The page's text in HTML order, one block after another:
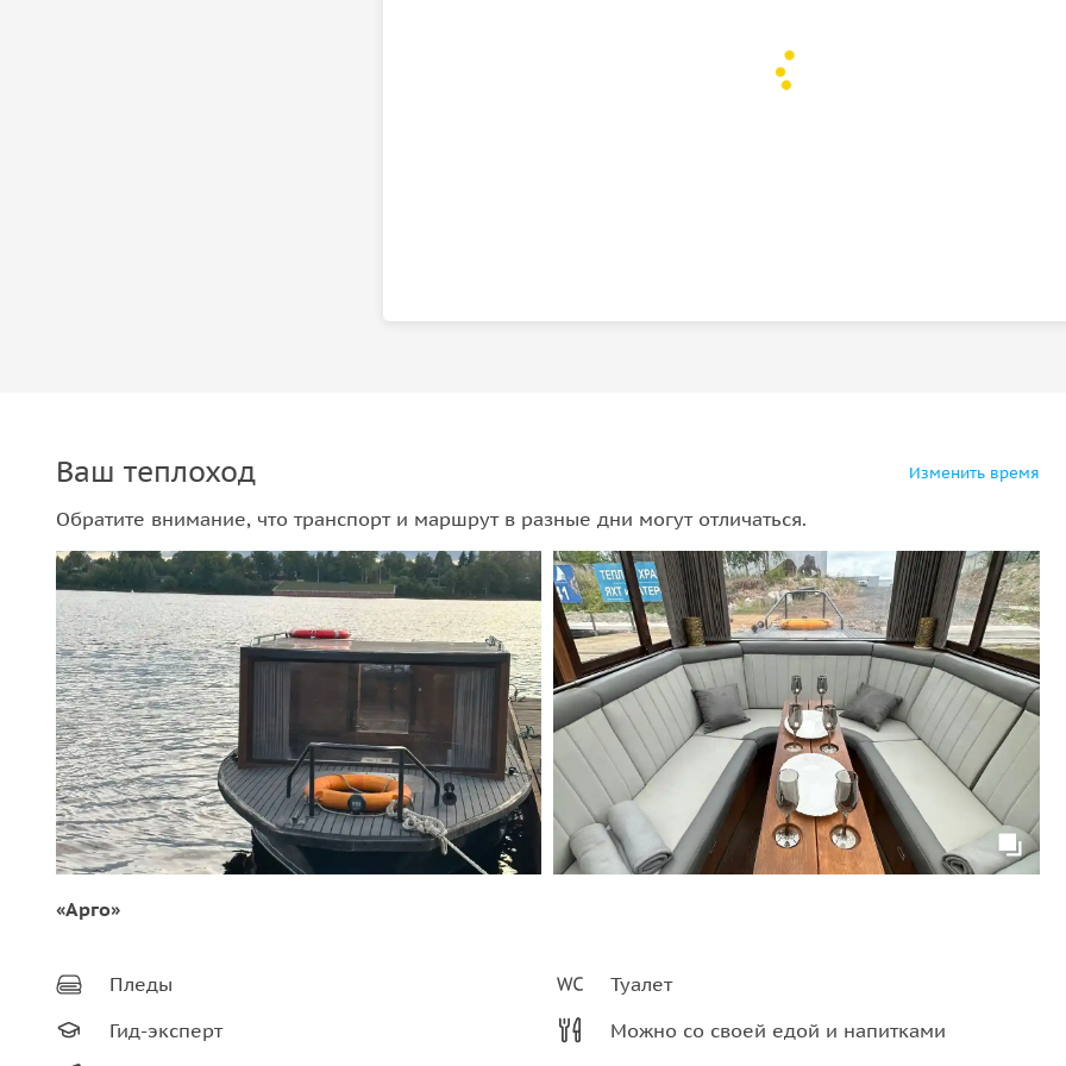
Ваш теплоход Изменить время
Обратите внимание, что транспорт и маршрут в разные дни могут отличаться.
«Арго»
Пледы
Гид-эксперт
Туалет
Можно со своей едой и напитками